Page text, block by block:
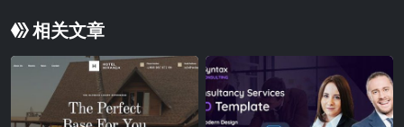
相关文章